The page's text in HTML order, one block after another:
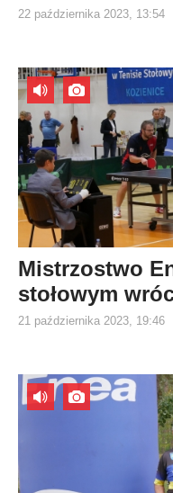
22 października 2023, 13:54
Mistrzostwo
stołowym
21 października 2023, 19:46